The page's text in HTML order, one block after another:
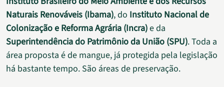
Naturais Renováveis (Ibama), do Instituto Nacional de
Colonização e Reforma Agrária (Incra)e da
Superintendência do Patrimônio da União (SPU). Toda a
área proposta é de mangue, já protegida pela legislação
há bastante tempo. São áreas de preservação.